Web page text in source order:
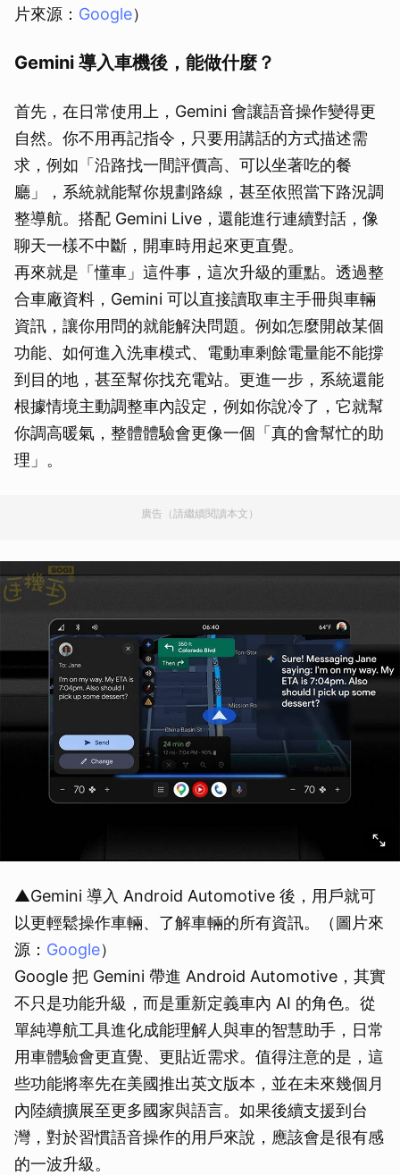
片來源： Google）
Gemini 導入車機後，能做什麼？
首先，在日常使用上，Gemini 會讓語音操作變得更
自然。你不用再記指令，只要用講話的方式描述需
求，例如「沿路找一間評價高、可以坐著吃的餐
廳」，系統就能幫你規劃路線，甚至依照當下路況調
整導航。搭配 Gemini Live，還能進行連續對話，像
聊天一樣不中斷，開車時用起來更直覺。
再來就是「懂車」這件事，這次升級的重點。透過整
合車廠資料，Gemini 可以直接讀取車主手冊與車輛
資訊，讓你用問的就能解決問題。例如怎麼開啟某個
功能、如何進入洗車模式、電動車剩餘電量能不能撐
到目的地，甚至幫你找充電站。更進一步，系統還能
根據情境主動調整車內設定，例如你說冷了，它就幫
你調高暖氣，整體體驗會更像一個「真的會幫忙的助
理」。
廣告（請繼續閱讀本文）
▲Gemini 導入 Android Automotive 後，用戶就可
以更輕鬆操作車輛、了解車輛的所有資訊。（圖片來
源： Google）
Google 把 Gemini 帶進 Android Automotive，其實
不只是功能升級，而是重新定義車內 AI 的角色。從
單純導航工具進化成能理解人與車的智慧助手，日常
用車體驗會更直覺、更貼近需求。值得注意的是，這
些功能將率先在美國推出英文版本，並在未來幾個月
內陸續擴展至更多國家與語言。如果後續支援到台
灣，對於習慣語音操作的用戶來說，應該會是很有感
的一波升級。